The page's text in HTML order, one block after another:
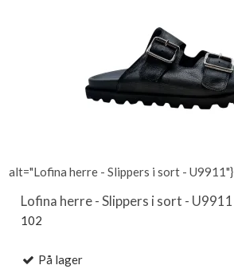
alt="Lofina herre - Slippers i sort - U9911"}
Lofina herre - Slippers i sort - U9911
102
På lager